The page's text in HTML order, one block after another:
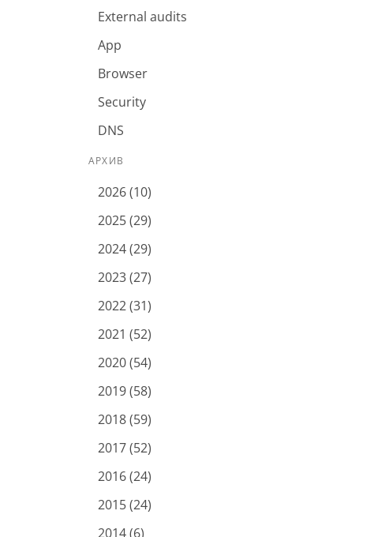
External audits
App
Browser
Security
DNS
АРХИВ
2026 (10)
2025 (29)
2024 (29)
2023 (27)
2022 (31)
2021 (52)
2020 (54)
2019 (58)
2018 (59)
2017 (52)
2016 (24)
2015 (24)
2014 (6)